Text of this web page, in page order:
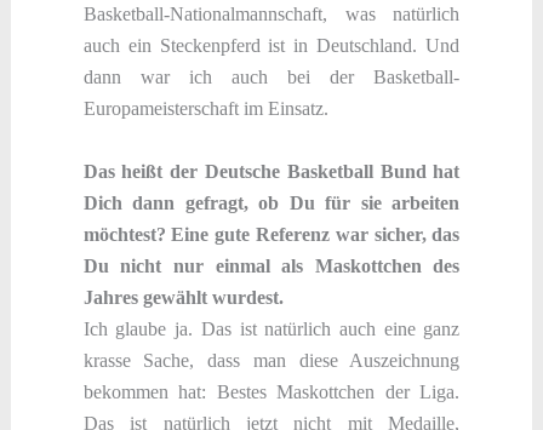
Basketball-Nationalmannschaft, was natürlich
auch ein Steckenpferd ist in Deutschland. Und
dann war ich auch bei der Basketball-
Europameisterschaft im Einsatz.
Das heißt der Deutsche Basketball Bund hat
Dich dann gefragt, ob Du für sie arbeiten
möchtest? Eine gute Referenz war sicher, das
Du nicht nur einmal als Maskottchen des
Jahres gewählt wurdest.
Ich glaube ja. Das ist natürlich auch eine ganz
krasse Sache, dass man diese Auszeichnung
bekommen hat: Bestes Maskottchen der Liga.
Das ist natürlich jetzt nicht mit Medaille,